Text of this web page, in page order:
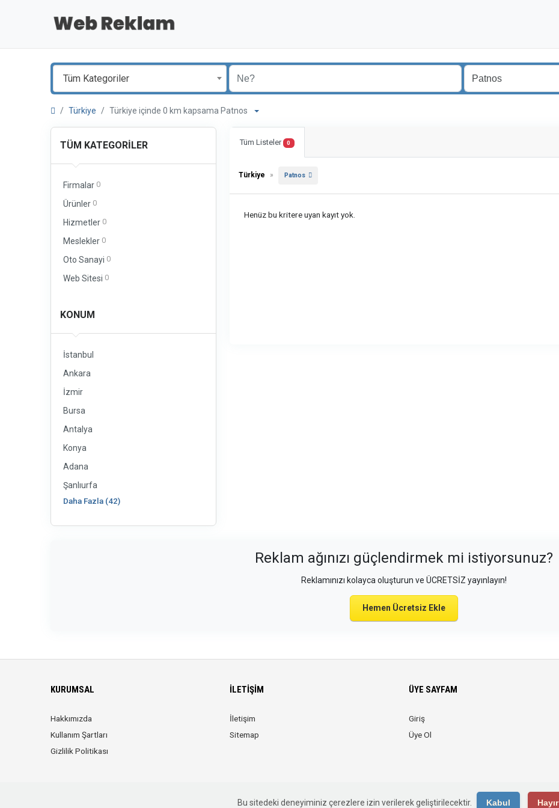
Tüm Kategoriler
Türkiye Türkiye içinde 0 km kapsama Patnos
TÜM KATEGORILER
Firmalar 0
Ürünler 0
Hizmetler 0
Meslekler 0
Oto Sanayi 0
Web Sitesi 0
KONUM
İstanbul
Ankara
İzmir
Bursa
Antalya
Konya
Adana
Şanlıurfa
Daha Fazla (42)
Tüm Listeler 0
Türkiye » Patnos
Henüz bu kritere uyan kayıt yok.
Reklam ağınızı güçlendirmek mi istiyorsunuz?
Reklamınızı kolayca oluşturun ve ÜCRETSİZ yayınlayın!
Hemen Ücretsiz Ekle
KURUMSAL
Hakkımızda
Kullanım Şartları
Gizlilik Politikası
İLETIŞIM
İletişim
Sitemap
ÜYE SAYFAM
Giriş
Üye Ol
Bu sitedeki deneyiminiz çerezlere izin verilerek geliştirilecektir. Kabul Hayır